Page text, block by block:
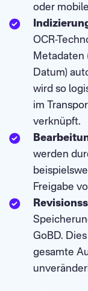
oder
OCR-
Metadaten
Datum)
wird so
im
verknüpft.
werden
Freigabe
GoBD.
gesamte